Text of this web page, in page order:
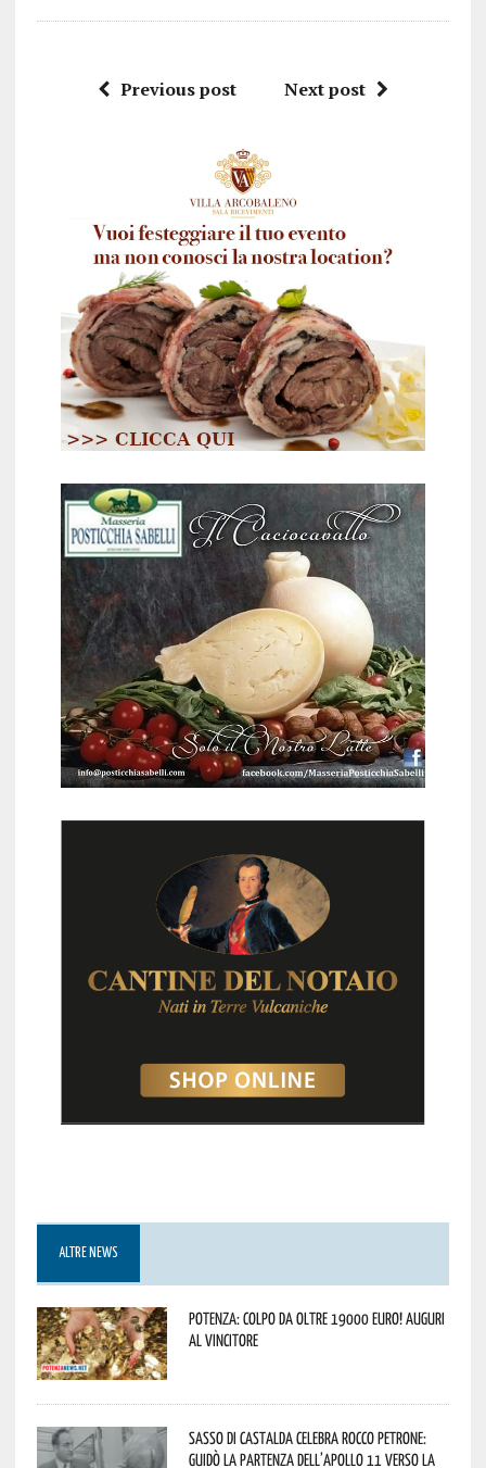
Previous post Next post
ALTRE NEWS
Potenza: colpo da oltre 19000 Euro! Auguri
al vincitore
Sasso di Castalda celebra Rocco Petrone:
guidò la partenza dell’Apollo 11 verso la